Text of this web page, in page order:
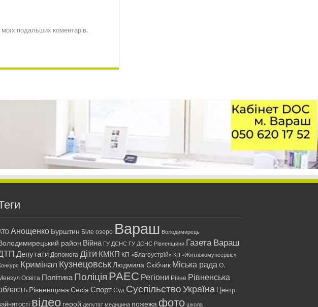
подальших коментарів.
Анощенко Бурштин Біле озеро Вараш Володимирець
район Війна ГУ ДСНС ГУ ДСНС Рівненщини Газета Вараш
Депутати Допомога Діти КМКП КП «Благоустрій» КП «Житлокомунсервіс»
Кримінал Кузнецовськ Людмила Скібчик Міська рада О.
Освіта Політика Поліція РАЕС Регіони Рівне Рівненська
Рівненщина Сесія Спорт Суд Суспільство Україна Центр
відео герой депутат медицина пожежа фото школа